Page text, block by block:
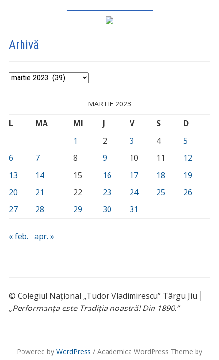
Arhivă
Arhivă
MARTIE 2023
L MA MI J V S
D
1
2 3 4
5
6
7 8 9 10 11
12
13
14 15 16 17 18
19
20
21 22 23 24 25
26
27
28 29 30 31
« feb. apr. »
© Colegiul Național „Tudor Vladimirescu” Târgu Jiu │
„Performanța este Tradiția noastră! Din 1890.”
Powered by WordPress / Academica WordPress Theme by